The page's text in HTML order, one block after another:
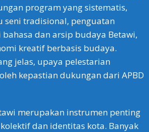
program yang sistematis,
seni tradisional, penguatan
dan arsip budaya Betawi,
kreatif berbasis budaya.
jelas, upaya pelestarian
kepastian dukungan dari APBD
merupakan instrumen penting
dan identitas kota. Banyak